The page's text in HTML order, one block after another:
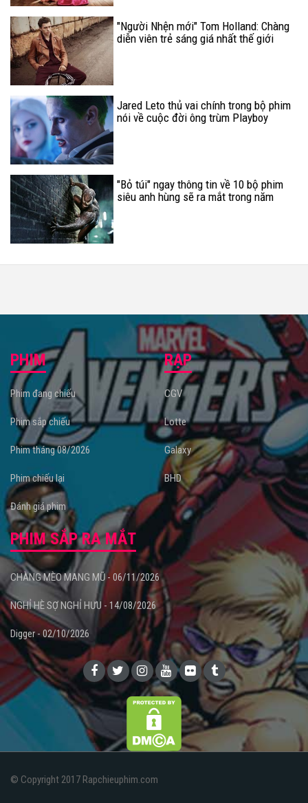
"Người Nhện mới" Tom Holland: Chàng
diễn viên trẻ sáng giá nhất thế giới
Jared Leto thủ vai chính trong bộ phim
nói về cuộc đời ông trùm Playboy
"Bỏ túi" ngay thông tin về 10 bộ phim
siêu anh hùng sẽ ra mắt trong năm
PHIM
Phim đang chiếu
Phim sắp chiếu
Phim tháng 08/2026
Phim chiếu lại
Đánh giá phim
RẠP
CGV
Lotte
Galaxy
BHD
PHIM SẮP RA MẮT
CHÀNG MÈO MANG MŨ - 06/11/2026
NGHỈ HÈ SỢ NGHỈ HƯU - 14/08/2026
Digger - 02/10/2026
© Copyright 2017 Rapchieuphim.com